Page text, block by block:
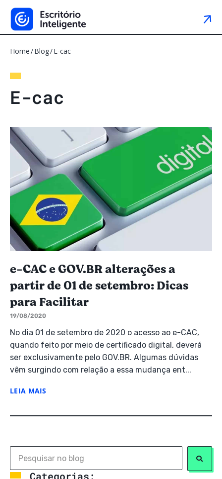
Home Blog E-cac
E-cac
e-CAC e GOV.BR alterações a
partir de 01 de setembro: Dicas
para Facilitar
19/08/2020
No dia 01 de setembro de 2020 o acesso ao e-CAC,
quando feito por meio de certificado digital, deverá
ser exclusivamente pelo GOV.BR. Algumas dúvidas
vêm surgindo com relação a essa mudança ent...
LEIA MAIS
Categorias: